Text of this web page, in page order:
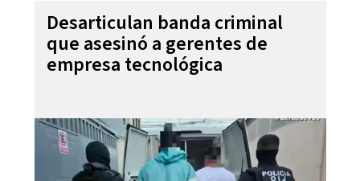
Desarticulan banda criminal
que asesinó a gerentes de
empresa tecnológica